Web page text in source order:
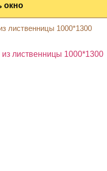
окно
лиственницы 1000*1300